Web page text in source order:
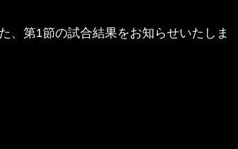
、第1節の試合結果をお知らせいたしま